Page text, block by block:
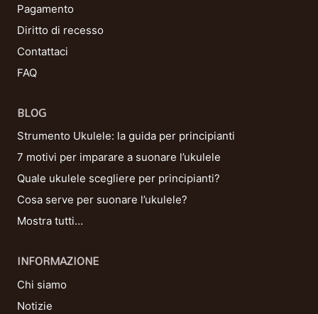
Pagamento
Diritto di recesso
Contattaci
FAQ
BLOG
Strumento Ukulele: la guida per principianti
7 motivi per imparare a suonare l’ukulele
Quale ukulele scegliere per principianti?
Cosa serve per suonare l’ukulele?
Mostra tutti…
INFORMAZIONE
Chi siamo
Notizie